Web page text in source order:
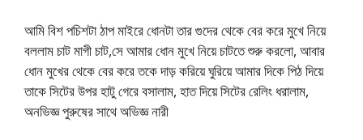
আমি বিশ পচিশটা ঠাপ মাইরে ধোনটা তার গুদের থেকে বের করে মুখে নিয়ে
বললাম চাট মাগী চাট,সে আমার ধোন মুখে নিয়ে চাটতে শুরু করলো, আবার
ধোন মুখের থেকে বের করে তকে দাড় করিয়ে ঘুরিয়ে আমার দিকে পিঠ দিয়ে
তাকে সিটের উপর হাটু গেরে বসালাম, হাত দিয়ে সিটের রেলিং ধরালাম,
অনভিজ্ঞ পুরুষের সাথে অভিজ্ঞ নারী